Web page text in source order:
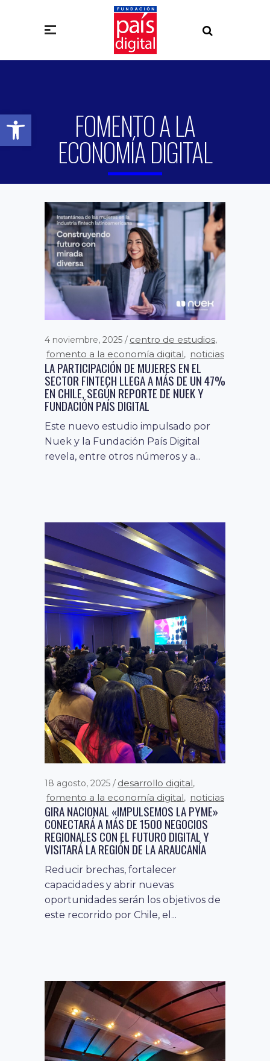
Abrir barra de herramientasFOMENTO A LA
ECONOMÍA DIGITAL
4 noviembre, 2025 centro de estudios,
fomento a la economía digital, noticias
LA PARTICIPACIÓN DE MUJERES EN EL
SECTOR FINTECH LLEGA A MÁS DE UN 47%
EN CHILE, SEGÚN REPORTE DE NUEK Y
FUNDACIÓN PAÍS DIGITAL
Este nuevo estudio impulsado por
Nuek y la Fundación País Digital
revela, entre otros números y a...
18 agosto, 2025 desarrollo digital,
fomento a la economía digital, noticias
GIRA NACIONAL «IMPULSEMOS LA PYME»
CONECTARÁ A MÁS DE 1500 NEGOCIOS
REGIONALES CON EL FUTURO DIGITAL Y
VISITARÁ LA REGIÓN DE LA ARAUCANÍA
Reducir brechas, fortalecer
capacidades y abrir nuevas
oportunidades serán los objetivos de
este recorrido por Chile, el...